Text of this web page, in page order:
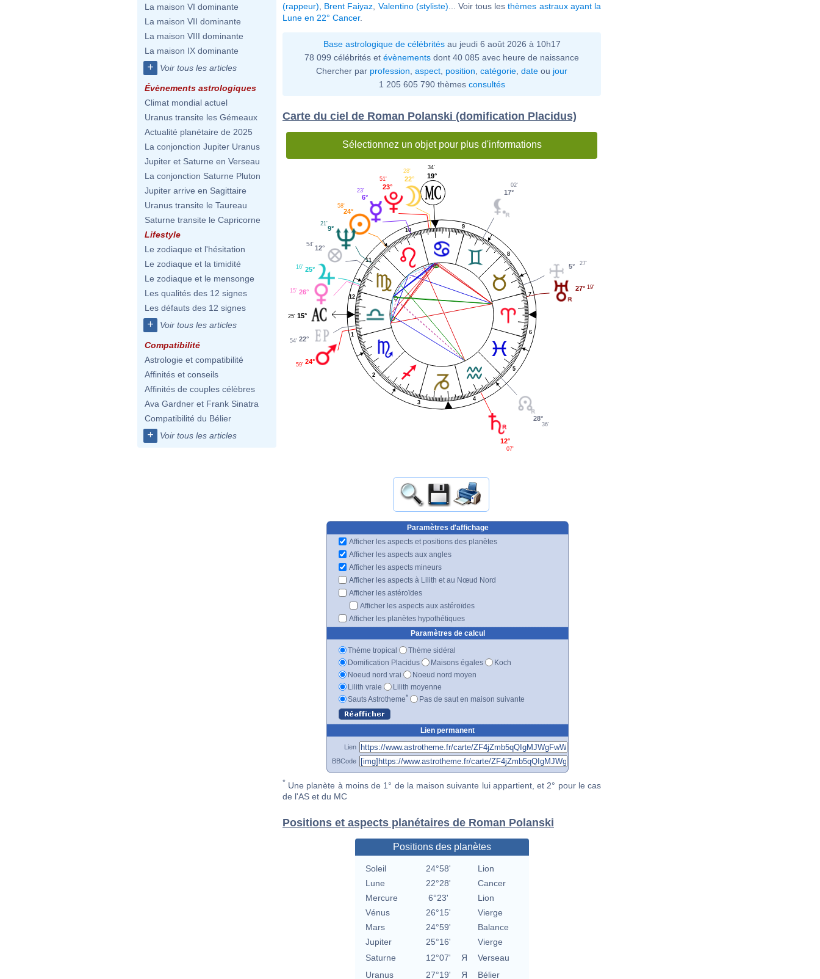
La maison VI dominante
La maison VII dominante
La maison VIII dominante
La maison IX dominante
+ Voir tous les articles
Évènements astrologiques
Climat mondial actuel
Uranus transite les Gémeaux
Actualité planétaire de 2025
La conjonction Jupiter Uranus
Jupiter et Saturne en Verseau
La conjonction Saturne Pluton
Jupiter arrive en Sagittaire
Uranus transite le Taureau
Saturne transite le Capricorne
Lifestyle
Le zodiaque et l'hésitation
Le zodiaque et la timidité
Le zodiaque et le mensonge
Les qualités des 12 signes
Les défauts des 12 signes
+ Voir tous les articles
Compatibilité
Astrologie et compatibilité
Affinités et conseils
Affinités de couples célèbres
Ava Gardner et Frank Sinatra
Compatibilité du Bélier
+ Voir tous les articles
(rappeur)
Brent Faiyaz Valentino (styliste) ... Voir tous lesthèmes astraux ayant la
Lune en 22° Cancer.
Base astrologique de célébritésau jeudi 6 août 2026 à 10h17
78 099 célébrités et évènements dont 40 085 avec heure de naissance
Chercher par profession aspect position catégorie date ou jour
1 205 605 790 thèmes consultés
Carte du ciel de Roman Polanski (domification Placidus)
Sélectionnez un objet pour plus d'informations
1
2
3
4
5
6
7
8
9
10
11
12
27° 19'
5° 27'
17°
02'
19°
34'
22°
28'
23°
51'
6°
23'
24°
58'
9°
21'
12°
54'
25°
16'
26°
15'
15°
25'
22°
54'
24°
59'
12°
07'
28°
36'
Paramètres d'affichage
Afficher les aspects et positions des planètes
Afficher les aspects aux angles
Afficher les aspects mineurs
Afficher les aspects à Lilith et au Nœud Nord
Afficher les astéroïdes
Afficher les aspects aux astéroïdes
Afficher les planètes hypothétiques
Paramètres de calcul
Thème tropical
Thème sidéral
Domification Placidus
Maisons égales
Koch
Noeud nord vrai
Noeud nord moyen
Lilith vraie
Lilith moyenne
Sauts Astrotheme* Pas de saut en maison suivante
Lien permanent
Lien
BBCode
* Une planète à moins de 1° de la maison suivante lui appartient, et 2° pour le cas
de l'AS et du MC
Positions et aspects planétaires de Roman Polanski
Positions des planètes
Soleil 24°58'
Lion
Lune
22°28'
Cancer
Mercure
6°23'
Lion
Vénus
26°15'
Vierge
Mars
24°59'
Balance
Jupiter
25°16'
Vierge
Saturne
12°07' Я
Verseau
Uranus
27°19' Я Bélier